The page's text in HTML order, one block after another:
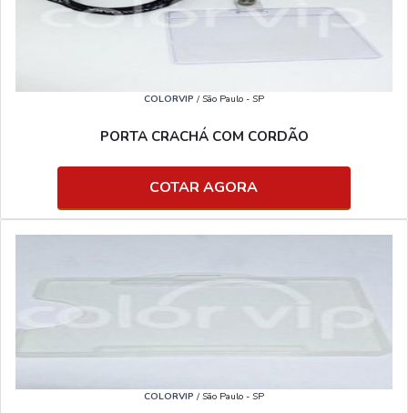
COLORVIP / São Paulo - SP
PORTA CRACHÁ COM CORDÃO
COTAR AGORA
COLORVIP / São Paulo - SP